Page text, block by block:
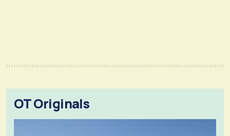
OT Originals